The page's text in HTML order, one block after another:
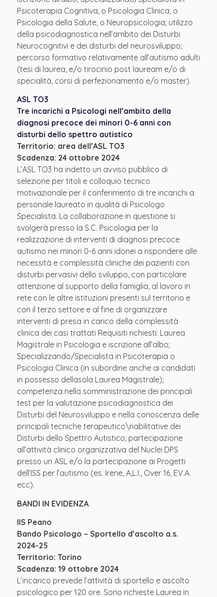
Psicoterapia Cognitiva, o Psicologia Clinica, o
Psicologia della Salute, o Neuropsicologia; utilizzo
della psicodiagnostica nell’ambito dei Disturbi
Neurocognitivi e dei disturbi del neurosviluppo;
percorso formativo relativamente all’autismo adulti
(tesi di laurea, e/o tirocinio post lauream e/o di
specialità, corsi di perfezionamento e/o master).
ASL TO3
Tre incarichi a Psicologi nell’ambito della
diagnosi precoce dei minori 0-6 anni con
disturbi dello spettro autistico
Territorio: area dell’ASL TO3
Scadenza: 24 ottobre 2024
L’ASL TO3 ha indetto un avviso pubblico di
selezione per titoli e colloquio tecnico
motivazionale per il conferimento di tre incarichi a
personale laureato in qualità di Psicologo
Specialista. La collaborazione in questione si
svolgerà presso la S.C. Psicologia per la
realizzazione di interventi di diagnosi precoce
autismo nei minori 0-6 anni idonei a rispondere alle
necessità e complessità cliniche dei pazienti con
disturbi pervasivi dello sviluppo, con particolare
attenzione al supporto della famiglia, al lavoro in
rete con le altre istituzioni presenti sul territorio e
con il terzo settore e al fine di organizzare
interventi di presa in carico della complessità
clinica dei casi trattati Requisiti richiesti: Laurea
Magistrale in Psicologia e iscrizione all’albo;
Specializzando/Specialista in Psicoterapia o
Psicologia Clinica (in subordine anche ai candidati
in possesso dellasola Laurea Magistrale);
competenza nella somministrazione dei principali
test per la valutazione psicodiagnostica dei
Disturbi del Neurosviluppo e nella conoscenza delle
principali tecniche terapeutico\riabilitative dei
Disturbi dello Spettro Autistico; partecipazione
all’attività clinico organizzativa del Nuclei DPS
presso un ASL e/o la partecipazione ai Progetti
dell’ISS per l’autismo (es. Irene, A,L.I., Over 16, EV.A.
ecc).
BANDI IN EVIDENZA
IIS Peano
Bando Psicologo – Sportello d’ascolto a.s.
2024-25
Territorio: Torino
Scadenza: 19 ottobre 2024
L’incarico prevede l’attività di sportello e ascolto
psicologico per 120 ore. Sono richieste Laurea in